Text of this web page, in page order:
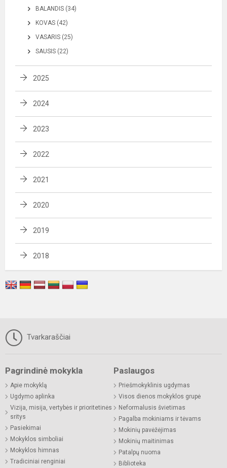
BALANDIS (34)
KOVAS (42)
VASARIS (25)
SAUSIS (22)
2025
2024
2023
2022
2021
2020
2019
2018
Tvarkaraščiai
Pagrindinė mokykla
Apie mokyklą
Ugdymo aplinka
Vizija, misija, vertybės ir prioritetinės
sritys
Pasiekimai
Mokyklos simboliai
Mokyklos himnas
Tradiciniai renginiai
Paslaugos
Priešmokyklinis ugdymas
Visos dienos mokyklos grupė
Neformalusis švietimas
Pagalba mokiniams ir tėvams
Mokinių pavėžėjimas
Mokinių maitinimas
Patalpų nuoma
Biblioteka